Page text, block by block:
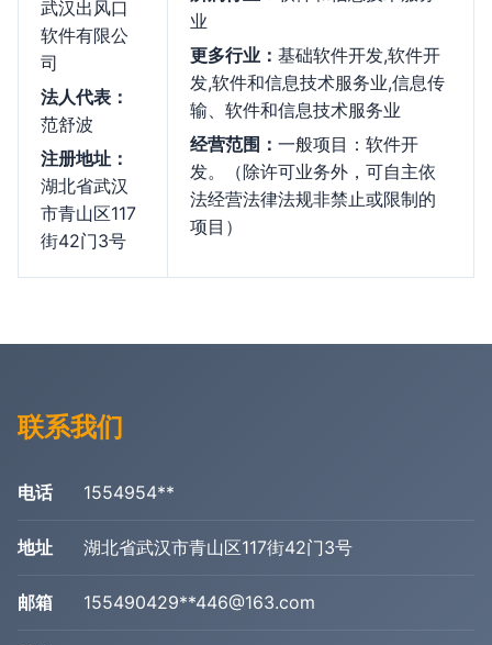
武汉出风口
软件有限公
司
法人代表：
范舒波
注册地址：
湖北省武汉
市青山区117
街42门3号
业
更多行业： 基础软件开发,软件开
发,软件和信息技术服务业,信息传
输、软件和信息技术服务业
经营范围： 一般项目：软件开
发。（除许可业务外，可自主依
法经营法律法规非禁止或限制的
项目）
联系我们
电话 1554954**
地址 湖北省武汉市青山区117街42门3号
邮箱 155490429**446@163.com